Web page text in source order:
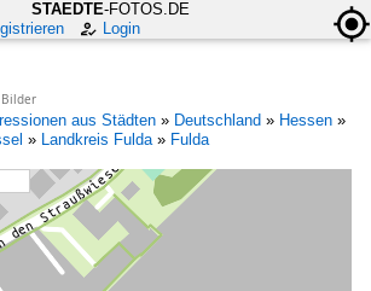
STAEDTE-FOTOS.DE
Login
aus Städten » Deutschland » Hessen »
» Landkreis Fulda» Fulda